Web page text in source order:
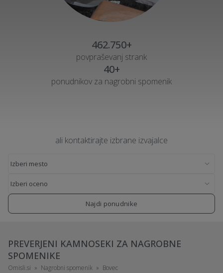
462.750+
povpraševanj strank
40+
ponudnikov za nagrobni spomenik
ali kontaktirajte izbrane izvajalce
Najdi ponudnike
PREVERJENI KAMNOSEKI ZA NAGROBNE
SPOMENIKE
Omisli.si Nagrobni spomenik Bovec